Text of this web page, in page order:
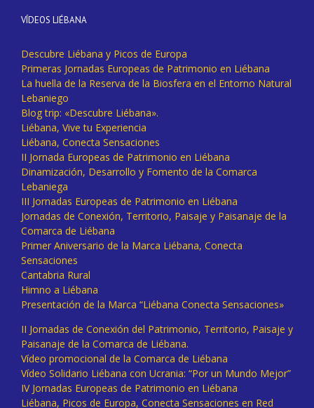
VÍDEOS LIÉBANA
Descubre Liébana y Picos de Europa
Primeras Jornadas Europeas de Patrimonio en Liébana
La huella de la Reserva de la Biosfera en el Entorno Natural
Lebaniego
Blog trip: «Descubre Liébana».
Liébana, Vive tu Experiencia
Liébana, Conecta Sensaciones
II Jornada Europeas de Patrimonio en Liébana
Dinamización, Desarrollo y Fomento de la Comarca
Lebaniega
III Jornadas Europeas de Patrimonio en Liébana
Jornadas de Conexión, Territorio, Paisaje y Paisanaje de la
Comarca de Liébana
Primer Aniversario de la Marca Liébana, Conecta
Sensaciones
Cantabria Rural
Himno a Liébana
Presentación de la Marca “Liébana Conecta Sensaciones»
II Jornadas de Conexión del Patrimonio, Territorio, Paisaje y
Paisanaje de la Comarca de Liébana.
Vídeo promocional de la Comarca de Liébana
Vídeo Solidario Liébana con Ucrania: “Por un Mundo Mejor”
IV Jornadas Europeas de Patrimonio en Liébana
Liébana, Picos de Europa, Conecta Sensaciones en Red